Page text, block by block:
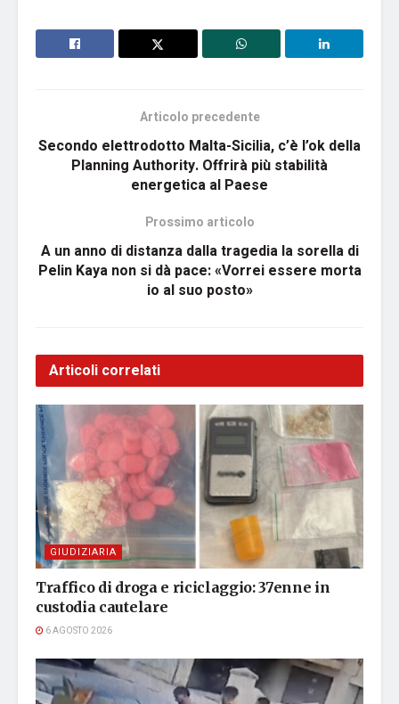
Articolo precedente
Secondo elettrodotto Malta-Sicilia, c’è l’ok della
Planning Authority. Offrirà più stabilità
energetica al Paese
Prossimo articolo
A un anno di distanza dalla tragedia la sorella di
Pelin Kaya non si dà pace: «Vorrei essere morta
io al suo posto»
Articoli correlati
GIUDIZIARIA
Traffico di droga e riciclaggio: 37enne in
custodia cautelare
6 AGOSTO 2026